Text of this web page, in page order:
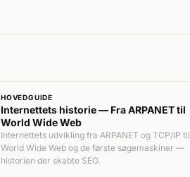
HOVEDGUIDE
Internettets historie — Fra ARPANET til
World Wide Web
Internettets udvikling fra ARPANET og TCP/IP til
World Wide Web og de første søgemaskiner —
historien der skabte SEO.